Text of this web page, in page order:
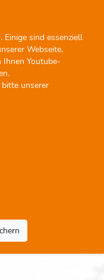
Einige sind essenziell
Webseite,
Ihnen Youtube-
unserer